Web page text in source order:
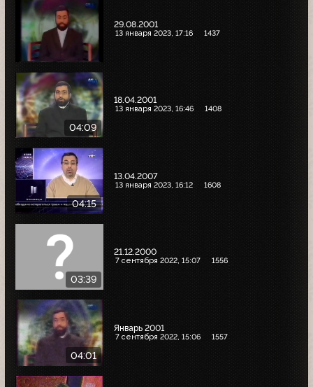
29.08.2001
13 января 2023, 17:16 1437
04:09
18.04.2001
13 января 2023, 16:46 1408
04:15
13.04.2007
13 января 2023, 16:12 1608
03:39
21.12.2000
7 сентября 2022, 15:07 1556
04:01
Январь 2001
7 сентября 2022, 15:06 1557